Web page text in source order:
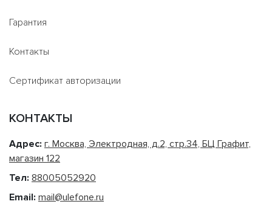
Гарантия
Контакты
Сертификат авторизации
КОНТАКТЫ
Адрес: г. Москва, Электродная, д.2, стр.34, БЦ Графит,
магазин 122
Тел: 88005052920
Email: mail@ulefone.ru